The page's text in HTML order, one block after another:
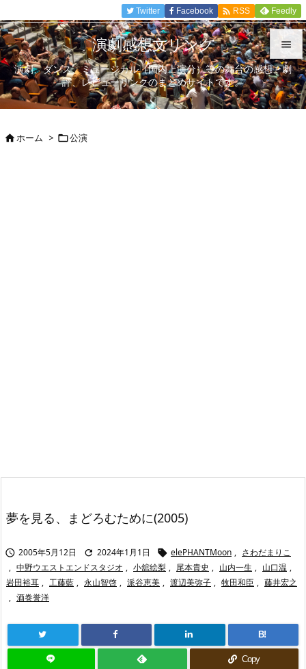


メニュ

Twitter Facebook  RSS Feedly
演劇感想文リンク
演劇、ダンス、ミュージカル（国内上演分）等の舞台の感想、劇
評、レビューリンクのまとめサイトです。
ホーム > 公演
夢を見る、まどろむために(2005)
 2005年5月12日  2024年1月1日  elePHANTMoon , さわだまりこ
, 中野ウエストエンドスタジオ , 小舘絵梨 , 尾本貴史 , 山内一生 , 山口温 ,
岩田裕耳 , 工藤藍 , 永山智啓 , 派谷恵美 , 渡辺美弥子 , 牧田和臣 , 藤井宏之
, 酒巻誉洋
B!
Copy